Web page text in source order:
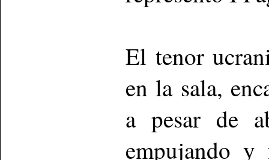
El tenor
en la sala,
a pesar de
empujando y